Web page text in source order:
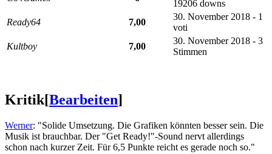
19206 downs
Ready64
7,00
30. November 2018 - 1
voti
Kultboy
7,00
30. November 2018 - 3
Stimmen
Kritik[Bearbeiten]
Werner: "Solide Umsetzung. Die Grafiken könnten besser sein. Die
Musik ist brauchbar. Der "Get Ready!"-Sound nervt allerdings
schon nach kurzer Zeit. Für 6,5 Punkte reicht es gerade noch so."